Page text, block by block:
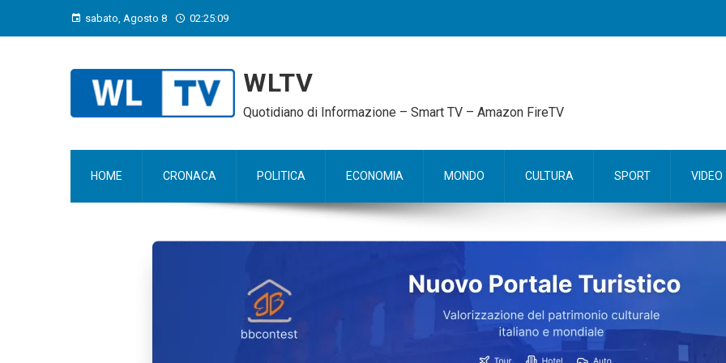
sabato, Agosto 8 02:25:10
WLTV
Quotidiano di Informazione – Smart TV – Amazon FireTV
HOME CRONACA POLITICA ECONOMIA MONDO CULTURA SPORT VIDEO